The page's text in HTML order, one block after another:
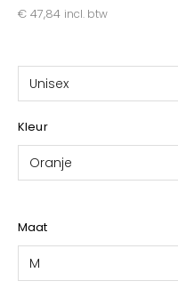
€ 47,84 incl. btw
Unisex
Kleur
Oranje
Maat
M